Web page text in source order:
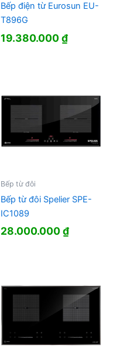
Bếp điện từ Eurosun EU-
T896G
19.380.000₫
Bếp từ đôi
Bếp từ đôi Spelier SPE-
IC1089
28.000.000₫